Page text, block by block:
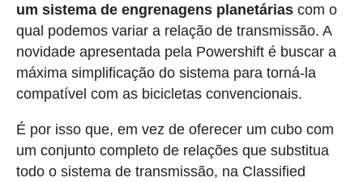
um sistema de engrenagens planetáriascom o
qual podemos variar a relação de transmissão. A
novidade apresentada pela Powershift é buscar a
máxima simplificação do sistema para torná-la
compatível com as bicicletas convencionais.
É por isso que, em vez de oferecer um cubo com
um conjunto completo de relações que substitua
todo o sistema de transmissão, na Classified